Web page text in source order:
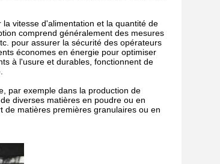
vitesse d'alimentation et la quantité de
comprend généralement des mesures
pour assurer la sécurité des opérateurs
économes en énergie pour optimiser
à l'usure et durables, fonctionnent de
par exemple dans la production de
diverses matières en poudre ou en
de matières premières granulaires ou en